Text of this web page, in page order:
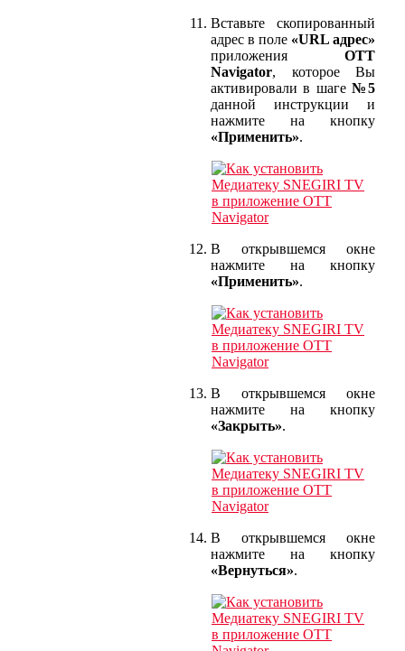
Вставьте скопированный
адрес в поле «URL адрес»
приложения OTT
Navigator, которое Вы
активировали в шаге №5
данной инструкции и
нажмите на кнопку
«Применить».
В открывшемся окне
нажмите на кнопку
«Применить».
В открывшемся окне
нажмите на кнопку
«Закрыть».
В открывшемся окне
нажмите на кнопку
«Вернуться».